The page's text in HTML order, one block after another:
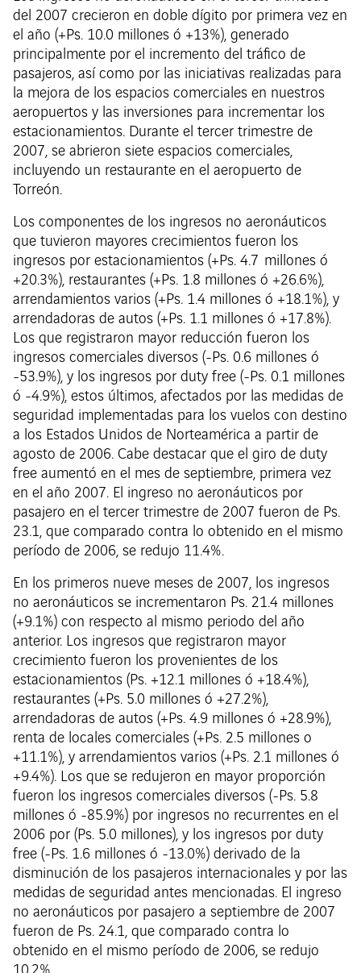
del 2007 crecieron en doble dígito por primera vez en
el año (+Ps. 10.0 millones ó +13%), generado
principalmente por el incremento del tráfico de
pasajeros, así como por las iniciativas realizadas para
la mejora de los espacios comerciales en nuestros
aeropuertos y las inversiones para incrementar los
estacionamientos. Durante el tercer trimestre de
2007, se abrieron siete espacios comerciales,
incluyendo un restaurante en el aeropuerto de
Torreón.
Los componentes de los ingresos no aeronáuticos
que tuvieron mayores crecimientos fueron los
ingresos por estacionamientos (+Ps. 4.7 millones ó
+20.3%), restaurantes (+Ps. 1.8 millones ó +26.6%),
arrendamientos varios (+Ps. 1.4 millones ó +18.1%), y
arrendadoras de autos (+Ps. 1.1 millones ó +17.8%).
Los que registraron mayor reducción fueron los
ingresos comerciales diversos (-Ps. 0.6 millones ó
-53.9%), y los ingresos por duty free (-Ps. 0.1 millones
ó -4.9%), estos últimos, afectados por las medidas de
seguridad implementadas para los vuelos con destino
a los Estados Unidos de Norteamérica a partir de
agosto de 2006. Cabe destacar que el giro de duty
free aumentó en el mes de septiembre, primera vez
en el año 2007. El ingreso no aeronáuticos por
pasajero en el tercer trimestre de 2007 fueron de Ps.
23.1, que comparado contra lo obtenido en el mismo
período de 2006, se redujo 11.4%.
En los primeros nueve meses de 2007, los ingresos
no aeronáuticos se incrementaron Ps. 21.4 millones
(+9.1%) con respecto al mismo periodo del año
anterior. Los ingresos que registraron mayor
crecimiento fueron los provenientes de los
estacionamientos (Ps. +12.1 millones ó +18.4%),
restaurantes (+Ps. 5.0 millones ó +27.2%),
arrendadoras de autos (+Ps. 4.9 millones ó +28.9%),
renta de locales comerciales (+Ps. 2.5 millones o
+11.1%), y arrendamientos varios (+Ps. 2.1 millones ó
+9.4%). Los que se redujeron en mayor proporción
fueron los ingresos comerciales diversos (-Ps. 5.8
millones ó -85.9%) por ingresos no recurrentes en el
2006 por (Ps. 5.0 millones), y los ingresos por duty
free (-Ps. 1.6 millones ó -13.0%) derivado de la
disminución de los pasajeros internacionales y por las
medidas de seguridad antes mencionadas. El ingreso
no aeronáuticos por pasajero a septiembre de 2007
fueron de Ps. 24.1, que comparado contra lo
obtenido en el mismo período de 2006, se redujo